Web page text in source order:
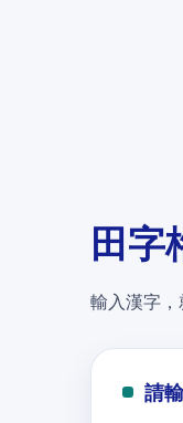
田字
輸入漢字，
請